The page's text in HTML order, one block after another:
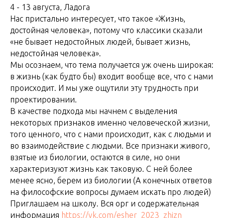
4 - 13 августа, Ладога
Нас пристально интересует, что такое «Жизнь,
достойная человека», потому что классики сказали
«не бывает недостойных людей, бывает жизнь,
недостойная человека».
Мы осознаем, что тема получается уж очень широкая:
в жизнь (как будто бы) входит вообще все, что с нами
происходит. И мы уже ощутили эту трудность при
проектировании.
В качестве подхода мы начнем с выделения
некоторых признаков именно человеческой жизни,
того ценного, что с нами происходит, как с людьми и
во взаимодействие с людьми. Все признаки живого,
взятые из биологии, остаются в силе, но они
характеризуют жизнь как таковую. С ней более
менее ясно, берем из биологии (А конечных ответов
на философские вопросы думаем искать про людей)
Приглашаем на школу. Вся орг и содержательная
информация https://vk.com/esher_2023_zhizn